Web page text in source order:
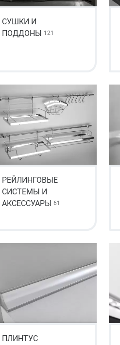
СУШКИ И
ПОДДОНЫ 121
РЕЙЛИНГОВЫЕ
СИСТЕМЫ И
АКСЕССУАРЫ 61
ПЛИНТУС